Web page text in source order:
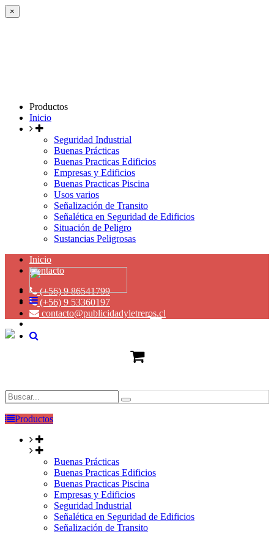
×
Productos
Inicio
Seguridad Industrial
Buenas Prácticas
Buenas Practicas Edificios
Empresas y Edificios
Buenas Practicas Piscina
Usos varios
Señalización de Transito
Señalética en Seguridad de Edificios
Situación de Peligro
Sustancias Peligrosas
Inicio
Contacto
(+56) 9 86541799
(+56) 9 53360197
contacto@publicidadyletreros.cl
Productos
Buenas Prácticas
Buenas Practicas Edificios
Buenas Practicas Piscina
Empresas y Edificios
Seguridad Industrial
Señalética en Seguridad de Edificios
Señalización de Transito